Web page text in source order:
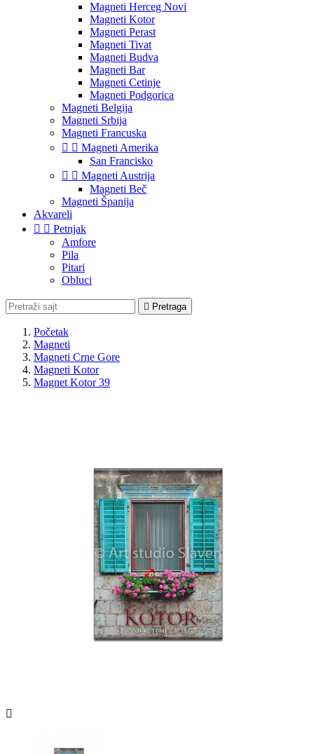
Magneti Herceg Novi
Magneti Kotor
Magneti Perast
Magneti Tivat
Magneti Budva
Magneti Bar
Magneti Cetinje
Magneti Podgorica
Magneti Belgija
Magneti Srbija
Magneti Francuska
  Magneti Amerika
San Francisko
  Magneti Austrija
Magneti Beč
Magneti Španija
Akvareli
  Petnjak
Amfore
Pila
Pitari
Obluci
 Pretraga
Početak
Magneti
Magneti Crne Gore
Magneti Kotor
Magnet Kotor 39
